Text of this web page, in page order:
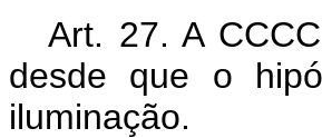
Art. 27. A
desde que o
iluminação.